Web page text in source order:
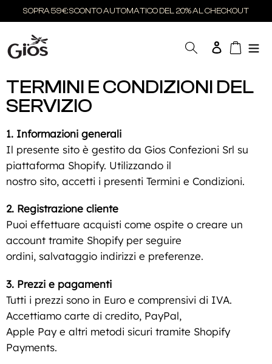
direttamente
contenuti
SOPRA 59€: SCONTO AUTOMATICO DEL 20% AL CHECKOUT
Cerca Accedi
TERMINI E CONDIZIONI DEL
SERVIZIO
1. Informazioni generali
Il presente sito è gestito da Gios Confezioni Srl su
piattaforma Shopify. Utilizzando il
nostro sito, accetti i presenti Termini e Condizioni.
2. Registrazione cliente
Puoi effettuare acquisti come ospite o creare un
account tramite Shopify per seguire
ordini, salvataggio indirizzi e preferenze.
3. Prezzi e pagamenti
Tutti i prezzi sono in Euro e comprensivi di IVA.
Accettiamo carte di credito, PayPal,
Apple Pay e altri metodi sicuri tramite Shopify
Payments.